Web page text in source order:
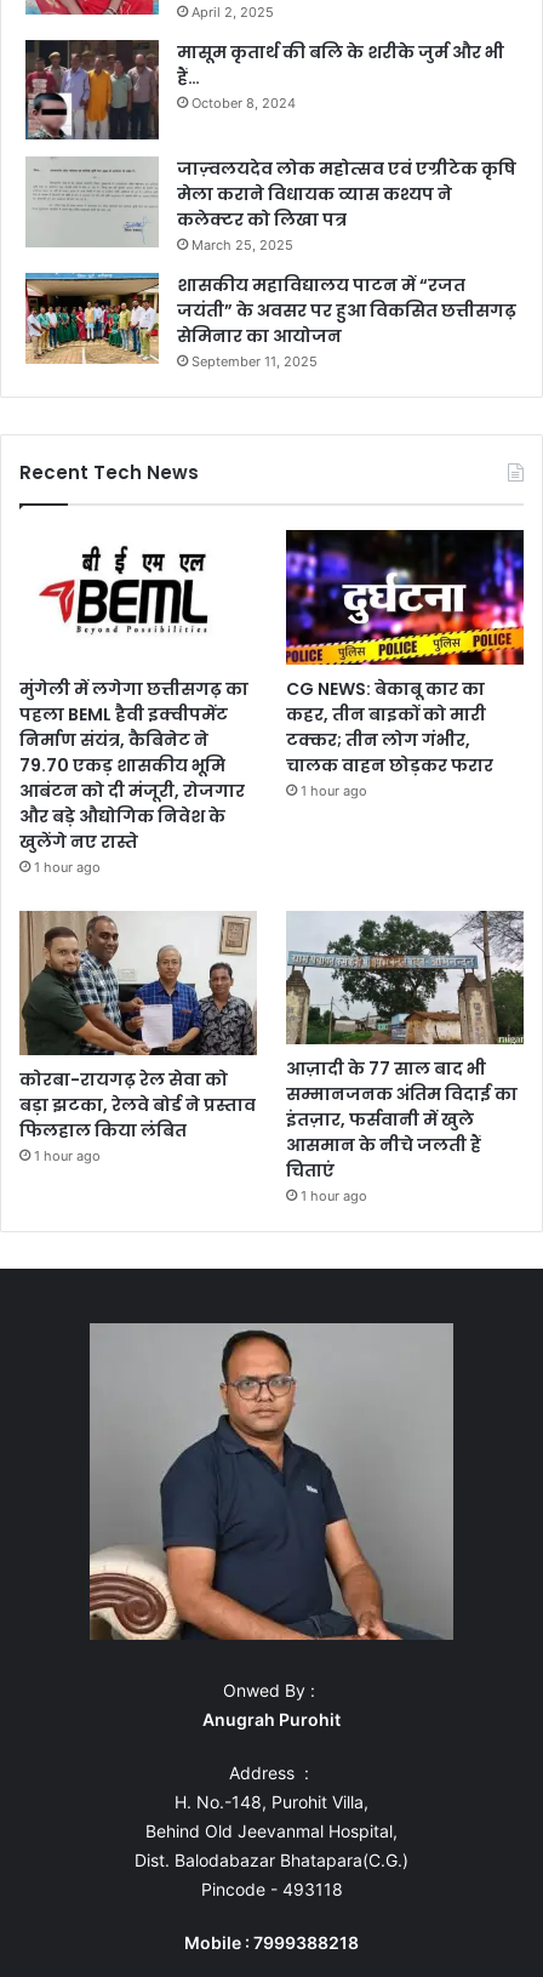
April 2, 2025
मासूम कृतार्थ की बलि के शरीके जुर्म और भी
हैं…
October 8, 2024
जाज़्वलयदेव लोक महोत्सव एवं एग्रीटेक कृषि
मेला कराने विधायक व्यास कश्यप ने
कलेक्टर को लिखा पत्र
March 25, 2025
शासकीय महाविद्यालय पाटन में “रजत
जयंती” के अवसर पर हुआ विकसित छत्तीसगढ़
सेमिनार का आयोजन
September 11, 2025
Recent Tech News
मुंगेली में लगेगा छत्तीसगढ़ का
पहला BEML हैवी इक्वीपमेंट
निर्माण संयंत्र, कैबिनेट ने
79.70 एकड़ शासकीय भूमि
आबंटन को दी मंजूरी, रोजगार
और बड़े औद्योगिक निवेश के
खुलेंगे नए रास्ते
1 hour ago
CG NEWS: बेकाबू कार का
कहर, तीन बाइकों को मारी
टक्कर; तीन लोग गंभीर,
चालक वाहन छोड़कर फरार
1 hour ago
कोरबा-रायगढ़ रेल सेवा को
बड़ा झटका, रेलवे बोर्ड ने प्रस्ताव
फिलहाल किया लंबित
1 hour ago
आज़ादी के 77 साल बाद भी
सम्मानजनक अंतिम विदाई का
इंतज़ार, फर्सवानी में खुले
आसमान के नीचे जलती हैं
चिताएं
1 hour ago
Onwed By :
Anugrah Purohit
Address :
H. No.-148, Purohit Villa,
Behind Old Jeevanmal Hospital,
Dist. Balodabazar Bhatapara(C.G.)
Pincode - 493118
Mobile : 7999388218